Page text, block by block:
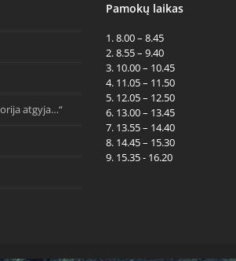
atgyja…“
Pamokų laikas
1. 8.00 – 8.45
2. 8.55 – 9.40
3. 10.00 – 10.45
4. 11.05 – 11.50
5. 12.05 – 12.50
6. 13.00 – 13.45
7. 13.55 – 14.40
8. 14.45 – 15.30
9. 15.35 - 16.20